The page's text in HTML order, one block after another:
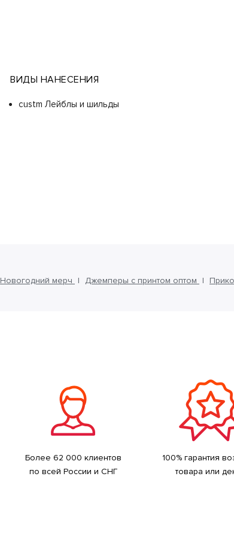
ВИДЫ НАНЕСЕНИЯ
custm Лейблы и шильды
Новогодний мерч Джемперы с принтом оптом
Более 62 000 клиентов
по всей России и СНГ
100% гарантия
товара или